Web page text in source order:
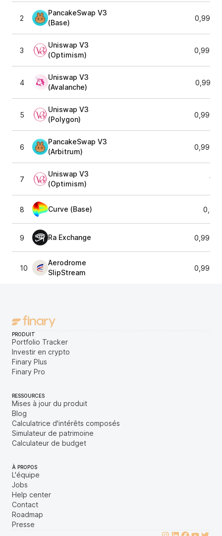
2
PancakeSwap V3
(Base)
3
Uniswap V3
(Optimism)
4
Uniswap V3
(Avalanche)
5
Uniswap V3
(Polygon)
6
PancakeSwap V3
(Arbitrum)
7
Uniswap V3
(Optimism)
8 Curve (Base)
9 Ra Exchange
10
Aerodrome
SlipStream
PRODUIT
Portfolio Tracker
Investir en crypto
Finary Plus
Finary Pro
RESSOURCES
Mises à jour du produit
Blog
Calculatrice d'intérêts composés
Simulateur de patrimoine
Calculateur de budget
À PROPOS
L'équipe
Jobs
Help center
Contact
Roadmap
Presse